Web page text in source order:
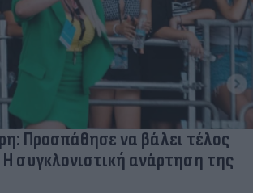
Προσπάθησε να βάλει τέλος
συγκλονιστική ανάρτηση της